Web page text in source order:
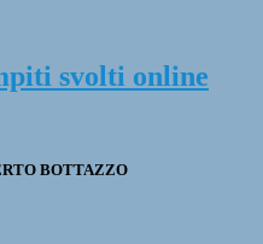
svolti online
BOTTAZZO